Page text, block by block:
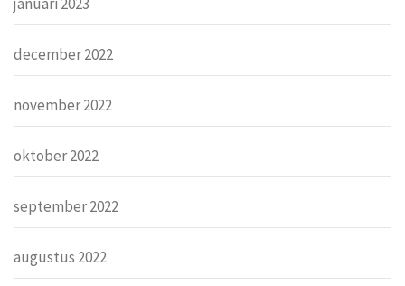
december 2022
november 2022
oktober 2022
september 2022
augustus 2022